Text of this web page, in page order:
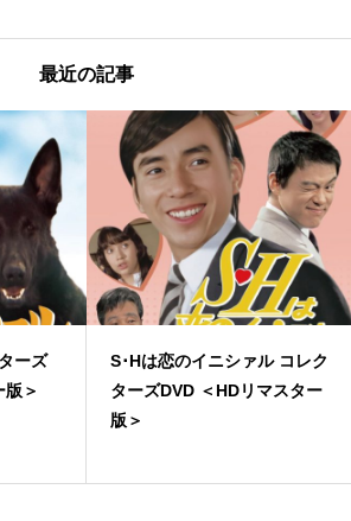
最近の記事
ーズ
＞
S･Hは恋のイニシァル コレク
ターズDVD ＜HDリマスター
版＞